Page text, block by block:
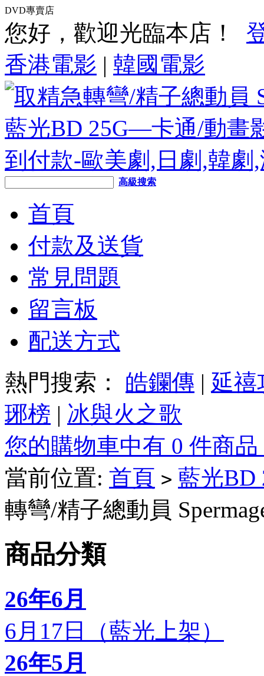
DVD專賣店
您好，歡迎光臨本店！
香港電影 | 韓國電影
高級搜索
首頁
付款及送貨
常見問題
留言板
配送方式
熱門搜索： 皓鑭傳 | 延禧
琊榜 | 冰與火之歌
您的購物車中有 0 件商
當前位置: 首頁 > 藍光
轉彎/精子總動員
商品分類
26年6月
6月17日（藍光上架）
26年5月